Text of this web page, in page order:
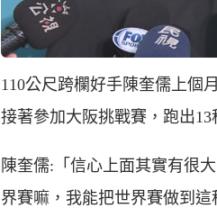
110公尺跨欄好手陳奎儒上個
接著參加大阪挑戰賽，跑出13
陳奎儒:「信心上面其實有很
界賽嘛，我能把世界賽做到